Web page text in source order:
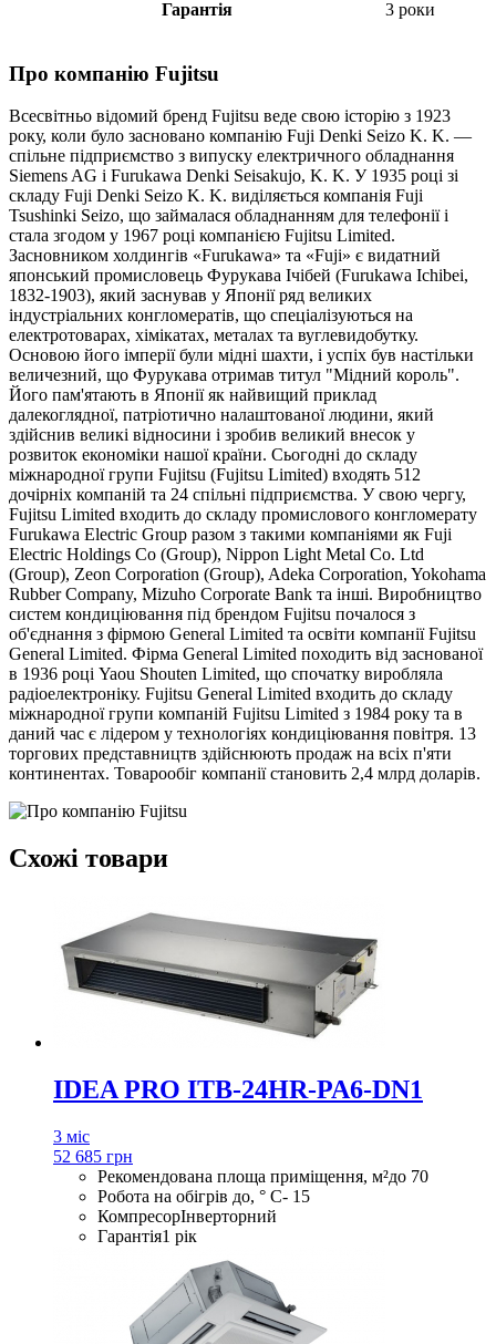
Гарантія 3 роки
Про компанію Fujitsu
Всесвітньо відомий бренд Fujitsu веде свою історію з 1923
року, коли було засновано компанію Fuji Denki Seizo K. K. —
спільне підприємство з випуску електричного обладнання
Siemens AG і Furukawa Denki Seisakujo, K. K. У 1935 році зі
складу Fuji Denki Seizo K. K. виділяється компанія Fuji
Tsushinki Seizo, що займалася обладнанням для телефонії і
стала згодом у 1967 році компанією Fujitsu Limited.
Засновником холдингів «Furukawa» та «Fuji» є видатний
японський промисловець Фурукава Ічібей (Furukawa Ichibei,
1832-1903), який заснував у Японії ряд великих
індустріальних конгломератів, що спеціалізуються на
електротоварах, хімікатах, металах та вуглевидобутку.
Основою його імперії були мідні шахти, і успіх був настільки
величезний, що Фурукава отримав титул "Мідний король".
Його пам'ятають в Японії як найвищий приклад
далекоглядної, патріотично налаштованої людини, який
здійснив великі відносини і зробив великий внесок у
розвиток економіки нашої країни. Сьогодні до складу
міжнародної групи Fujitsu (Fujitsu Limited) входять 512
дочірніх компаній та 24 спільні підприємства. У свою чергу,
Fujitsu Limited входить до складу промислового конгломерату
Furukawa Electric Group разом з такими компаніями як Fuji
Electric Holdings Co (Group), Nippon Light Metal Co. Ltd
(Group), Zeon Corporation (Group), Adeka Corporation, Yokohama
Rubber Company, Mizuho Corporate Bank та інші. Виробництво
систем кондиціювання під брендом Fujitsu почалося з
об'єднання з фірмою General Limited та освіти компанії Fujitsu
General Limited. Фірма General Limited походить від заснованої
в 1936 році Yaou Shouten Limited, що спочатку виробляла
радіоелектроніку. Fujitsu General Limited входить до складу
міжнародної групи компаній Fujitsu Limited з 1984 року та в
даний час є лідером у технологіях кондиціювання повітря. 13
торгових представництв здійснюють продаж на всіх п'яти
континентах. Товарообіг компанії становить 2,4 млрд доларів.
Схожі товари
IDEA PRO ITB-24HR-PA6-DN1
3 міс
52 685 грн
Рекомендована площа приміщення, м²до 70
Робота на обігрів до, ° С- 15
КомпресорІнверторний
Гарантія1 рік